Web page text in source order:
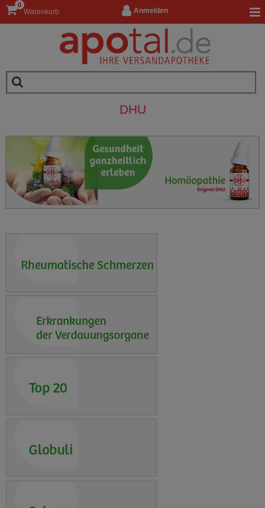
Anmelden
Warenkorb
0
DHU